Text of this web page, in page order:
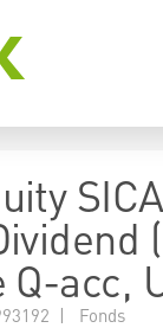
acc,
| Fonds